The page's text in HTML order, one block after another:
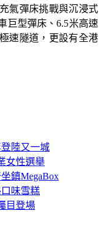
氣彈床挑戰與沉浸式
巨型彈床、6.5米高速
速隧道，更設有全港